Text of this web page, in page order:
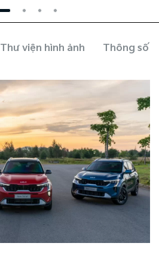
Thư viện hình ảnh Thông số